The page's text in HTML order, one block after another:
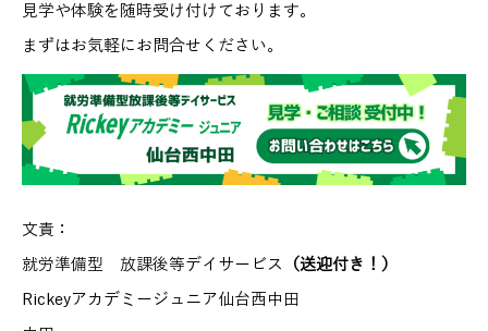
見学や体験を随時受け付けております。
まずはお気軽にお問合せください。
文責：
就労準備型 放課後等デイサービス
（送迎付き！）
Rickeyアカデミージュニア仙台西中田